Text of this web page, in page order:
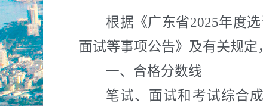
根据《广东省2025年度
面试等事项公告》及有关规定
一、合格分数线
笔试、面试和考试综合